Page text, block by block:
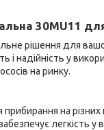
30MU11
рішення для
і надійність у
на ринку.
на
легкість